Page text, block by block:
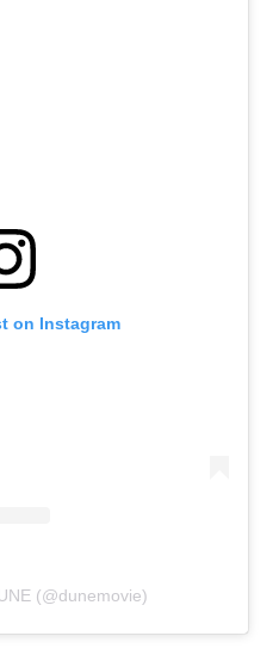
on Instagram
(@dunemovie)